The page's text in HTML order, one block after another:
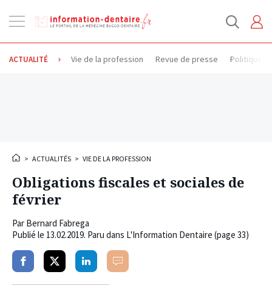
la
navigation
ACTUALITÉ Vie de la profession Revue de presse Politique
> ACTUALITÉS > VIE DE LA PROFESSION
Obligations fiscales et sociales de
février
Par Bernard Fabrega
Publié le 13.02.2019. Paru dans L'Information Dentaire (page 33)
PartagerPartagerPartagerCommenter